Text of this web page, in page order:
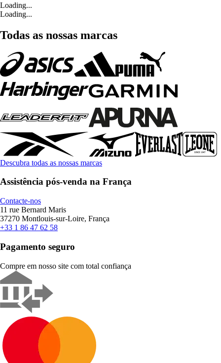
Loading...
Loading...
Todas as nossas marcas
Descubra todas as nossas marcas
Assistência pós-venda na França
Contacte-nos
11 rue Bernard Maris
37270 Montlouis-sur-Loire, França
+33 1 86 47 62 58
Pagamento seguro
Compre em nosso site com total confiança